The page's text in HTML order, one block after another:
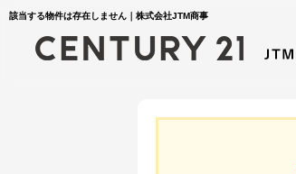
該当する物件は存在しません｜株式会社JTM商事